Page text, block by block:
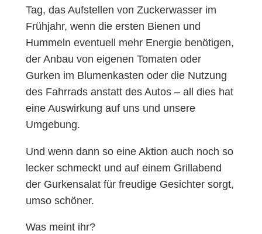
Tag, das Aufstellen von Zuckerwasser im
Frühjahr, wenn die ersten Bienen und
Hummeln eventuell mehr Energie benötigen,
der Anbau von eigenen Tomaten oder
Gurken im Blumenkasten oder die Nutzung
des Fahrrads anstatt des Autos – all dies hat
eine Auswirkung auf uns und unsere
Umgebung.
Und wenn dann so eine Aktion auch noch so
lecker schmeckt und auf einem Grillabend
der Gurkensalat für freudige Gesichter sorgt,
umso schöner.
Was meint ihr?